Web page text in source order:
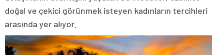
doğal ve çekici görünmek isteyen kadınların tercihleri
arasında yer alıyor.